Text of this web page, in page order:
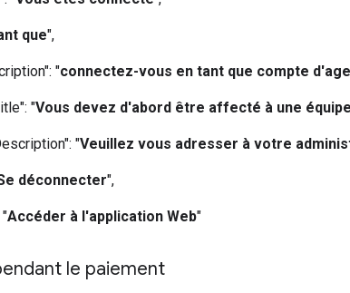
que",
"connectez-vous en tant que compte
"Vous devez d'abord être affecté à une
"Veuillez vous adresser à votre
déconnecter",
Accéder à l'application Web"
le paiement